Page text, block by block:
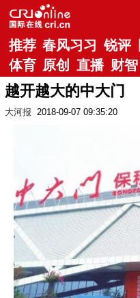
推荐 春风习习 锐评
体育 原创 直播 财智
越开越大的中大门
大河报 2018-09-07 09:35:20